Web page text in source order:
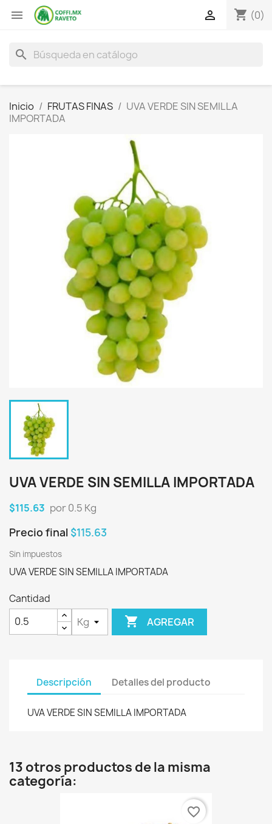
 shopping_cart (0)

search
Inicio FRUTAS FINAS
UVA VERDE SIN SEMILLA
IMPORTADA
UVA VERDE SIN SEMILLA IMPORTADA
$115.63 por 0.5 Kg
Precio final $115.63
Sin impuestos
UVA VERDE SIN SEMILLA IMPORTADA
Cantidad
 AGREGAR
Descripción Detalles del producto
UVA VERDE SIN SEMILLA IMPORTADA
13 otros productos de la misma
categoría:
favorite_border